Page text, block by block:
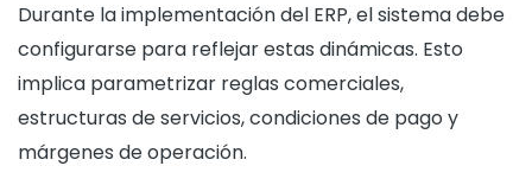
Durante la implementación del ERP, el sistema debe
configurarse para reflejar estas dinámicas. Esto
implica parametrizar reglas comerciales,
estructuras de servicios, condiciones de pago y
márgenes de operación.